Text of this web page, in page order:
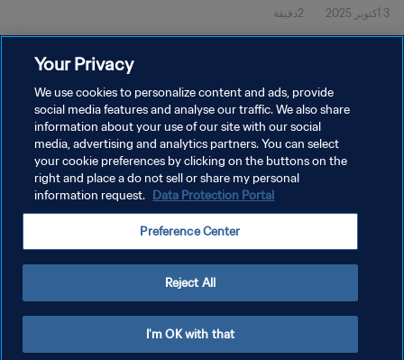
اللقطات
3 أكتوبر 2025 2دقيقة
أُقيمت على ملعب فيسكال يوم الخميس 2 أكتوبر عند الساعة 20:00
(بالتوقيت المحلي).
إدارة تفضيلات ملفات تعريف الارتباط
Your Privacy
We use cookies to personalize content and ads, provide
social media features and analyse our traffic. We also share
information about your use of our site with our social
media, advertising and analytics partners. You can select
your cookie preferences by clicking on the buttons on the
right and place a do not sell or share my personal
information request. Data Protection Portal
Preference Center
Reject All
I'm OK with that